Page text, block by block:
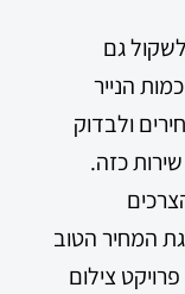
גם
הנייר
ולבדוק
כזה.
המחיר הטוב
צילום